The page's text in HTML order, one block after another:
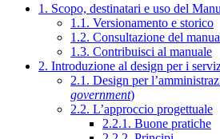
1. Scopo, destinatari e uso del
1.1. Versionamento e storico
1.2. Consultazione del
1.3. Contribuisci al manuale
2. Introduzione al design per i
2.1. Design per
government)
2.2. L’approccio progettuale
2.2.1. Buone pratiche